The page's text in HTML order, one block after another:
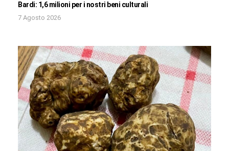
Bardi: 1,6 milioni per i nostri beni culturali
7 Agosto 2026